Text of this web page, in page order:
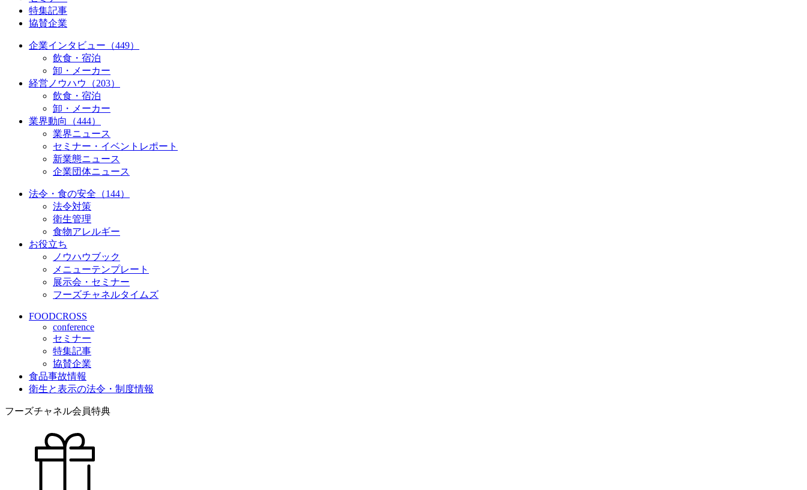
特集記事
協賛企業
企業インタビュー（449）
飲食・宿泊
卸・メーカー
経営ノウハウ（203）
飲食・宿泊
卸・メーカー
業界動向（444）
業界ニュース
セミナー・イベントレポート
新業態ニュース
企業団体ニュース
法令・食の安全（144）
法令対策
衛生管理
食物アレルギー
お役立ち
ノウハウブック
メニューテンプレート
展示会・セミナー
フーズチャネルタイムズ
FOODCROSS
conference
セミナー
特集記事
協賛企業
食品事故情報
衛生と表示の法令・制度情報
フーズチャネル会員特典